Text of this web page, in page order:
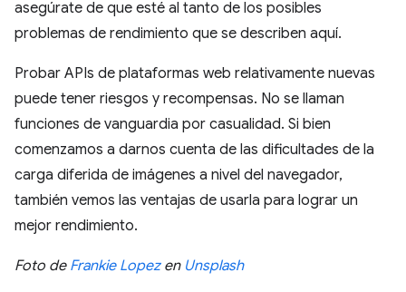
asegúrate de que esté al tanto de los posibles
problemas de rendimiento que se describen aquí.
Probar APIs de plataformas web relativamente nuevas
puede tener riesgos y recompensas. No se llaman
funciones de vanguardia por casualidad. Si bien
comenzamos a darnos cuenta de las dificultades de la
carga diferida de imágenes a nivel del navegador,
también vemos las ventajas de usarla para lograr un
mejor rendimiento.
Foto de Frankie Lopezen Unsplash